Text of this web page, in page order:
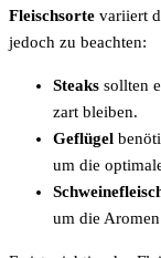
Fleischsorte variiert
jedoch zu beachten:
Steaks sollten
zart bleiben.
Geflügel
um die
um die